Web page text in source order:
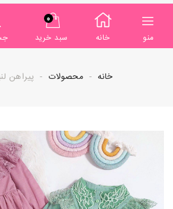
منو خانه
0
سبد خرید
خانه محصولات پیراهن